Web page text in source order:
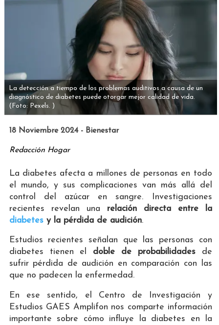
La detección a tiempo de los problemas auditivos a causa de un
diagnóstico de diabetes puede otorgar mejor calidad de vida.
(Foto: Pexels. )
18 Noviembre 2024 - Bienestar
Redacción Hogar
La diabetes afecta a millones de personas en todo
el mundo, y sus complicaciones van más allá del
control del azúcar en sangre. Investigaciones
recientes revelan una relación directa entre la
diabetesy la pérdida de audición.
Estudios recientes señalan que las personas con
diabetes tienen el doble de probabilidadesde
sufrir pérdida de audición en comparación con las
que no padecen la enfermedad.
En ese sentido, el Centro de Investigación y
Estudios GAES Amplifon nos comparte información
importante sobre cómo influye la diabetes en la